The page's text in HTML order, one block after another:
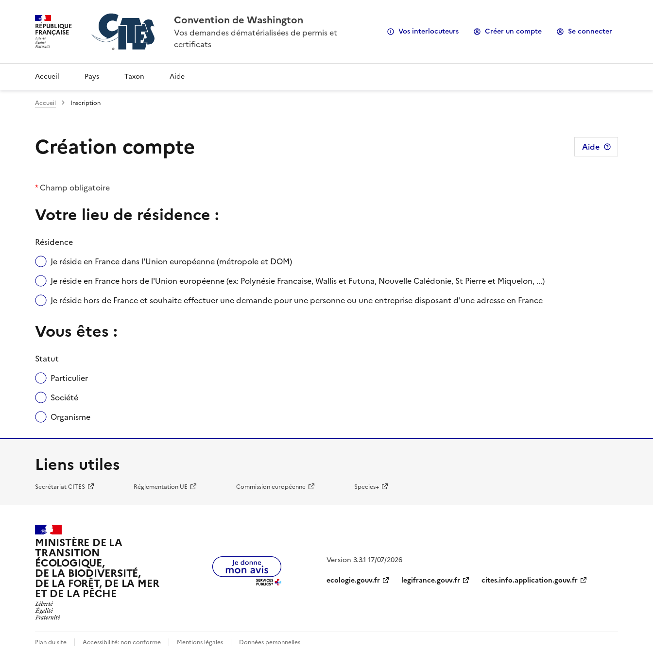
RÉPUBLIQUE
FRANÇAISE
Convention de Washington
Vos demandes dématérialisées de permis et
certificats
Vos interlocuteurs Créer un compte Se connecter
Accueil Pays Taxon Aide
Accueil Inscription
Création compte Aide
*Champ obligatoire
Votre lieu de résidence :
Résidence
Je réside en France dans l'Union européenne (métropole et DOM)
Je réside en France hors de l'Union européenne (ex: Polynésie Francaise, Wallis et Futuna, Nouvelle Calédonie, St Pierre et Miquelon, ...)
Je réside hors de France et souhaite effectuer une demande pour une personne ou une entreprise disposant d'une adresse en France
Vous êtes :
Statut
Particulier
Société
Organisme
Liens utiles
Secrétariat CITES Réglementation UE Commission européenne Species+
MINISTÈRE DE LA
TRANSITION
ÉCOLOGIQUE,
DE LA BIODIVERSITÉ,
DE LA FORÊT, DE LA MER
ET DE LA PÊCHE
Version 3.3.1 17/07/2026
ecologie.gouv.fr
legifrance.gouv.fr cites.info.application.gouv.fr
Plan du site Accessibilité: non conforme Mentions légales Données personnelles